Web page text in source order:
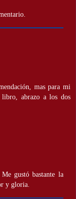
mas para mi
abrazo a los dos
gustó bastante la
y gloria.